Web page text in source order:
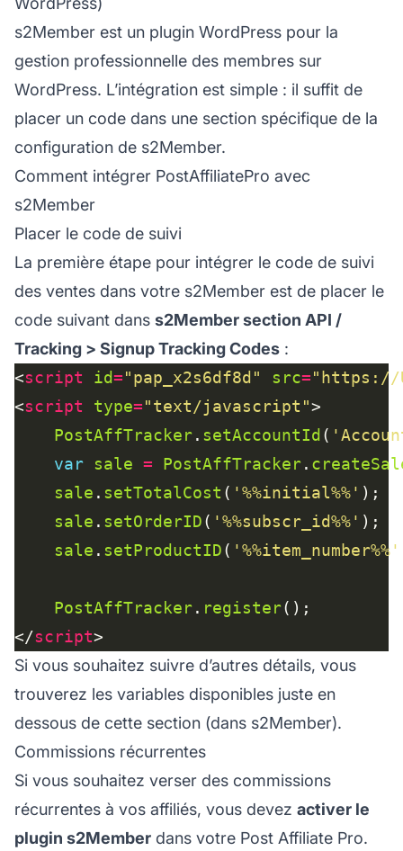
s2Member est un plugin WordPress pour la
gestion professionnelle des membres sur
WordPress. L’intégration est simple : il suffit de
placer un code dans une section spécifique de la
configuration de s2Member.
Comment intégrer PostAffiliatePro avec
s2Member
Placer le code de suivi
La première étape pour intégrer le code de suivi
des ventes dans votre s2Member est de placer le
code suivant dans s2Member section API /
Tracking > Signup Tracking Codes :
<script id="pap_x2s6df8d" src="https://
<script type="text/javascript"
PostAffTracker. setAccountId(
var sale = PostAffTracker.
sale . setTotalCost ( '%%initial%%'
sale . setOrderID( '%%subscr_id%%'
sale . setProductID( '%%item_number%%'
PostAffTracker. register
</script
Si vous souhaitez suivre d’autres détails, vous
trouverez les variables disponibles juste en
dessous de cette section (dans s2Member).
Commissions récurrentes
Si vous souhaitez verser des commissions
récurrentes à vos affiliés, vous devez activer le
plugin s2Member dans votre Post Affiliate Pro.